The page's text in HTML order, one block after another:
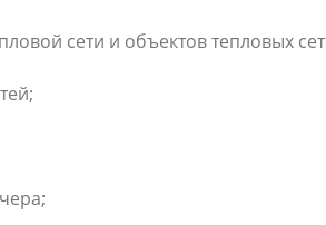
сети и объектов тепловых